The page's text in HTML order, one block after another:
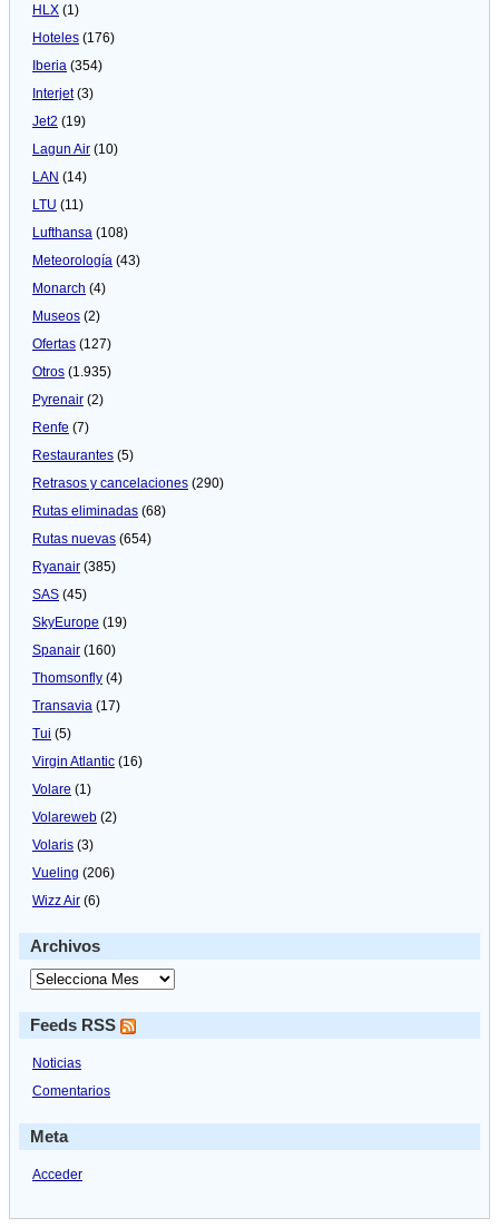
HLX (1)
Hoteles (176)
Iberia (354)
Interjet(3)
Jet2 (19)
Lagun Air (10)
LAN (14)
LTU (11)
Lufthansa (108)
Meteorologí­a (43)
Monarch (4)
Museos (2)
Ofertas (127)
Otros (1.935)
Pyrenair (2)
Renfe (7)
Restaurantes (5)
Retrasos y cancelaciones (290)
Rutas eliminadas (68)
Rutas nuevas (654)
Ryanair (385)
SAS (45)
SkyEurope (19)
Spanair (160)
Thomsonfly (4)
Transavia (17)
Tui (5)
Virgin Atlantic (16)
Volare (1)
Volareweb (2)
Volaris (3)
Vueling (206)
Wizz Air (6)
Archivos
Feeds RSS
Noticias
Comentarios
Meta
Acceder